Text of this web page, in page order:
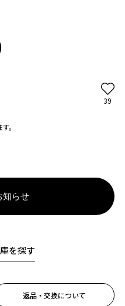
39
。
知らせ
を探す
返品・交換について